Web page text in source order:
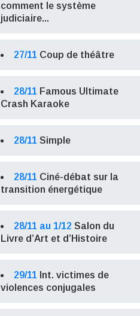
comment le système
judiciaire...
27/11 Coup de théâtre
28/11 Famous Ultimate
Crash Karaoke
28/11 Simple
28/11 Ciné-débat sur la
transition énergétique
28/11 au 1/12 Salon du
Livre d’Art et d’Histoire
29/11 Int. victimes de
violences conjugales